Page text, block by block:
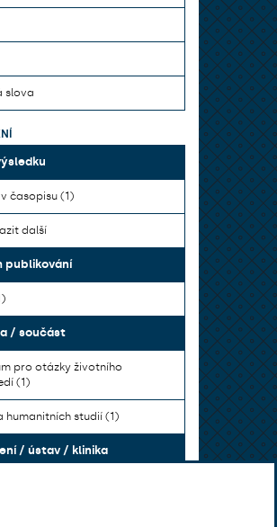
slova
časopisu (1)
další
publikování
/ součást
pro otázky životního
(1)
humanitních studií (1)
/ ústav / klinika